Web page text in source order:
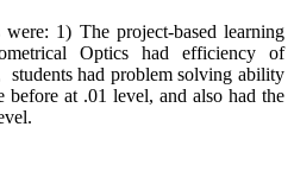
1) The project-based learning
Optics had efficiency of
had problem solving ability
at .01 level, and also had the